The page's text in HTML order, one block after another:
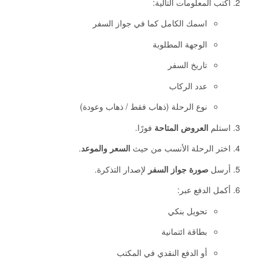
اسمك الكامل كما في جواز السفر
الوجهة المطلوبة
تاريخ السفر
عدد الركاب
نوع الرحلة (ذهاب فقط / ذهاب وعودة)
استلم العروض المتاحة فورًا.
اختر الرحلة الأنسب من حيث السعر والموعد.
أرسل صورة جواز السفر لإصدار التذكرة.
أكمل الدفع عبر:
تحويل بنكي
بطاقة ائتمانية
أو الدفع النقدي في المكتب